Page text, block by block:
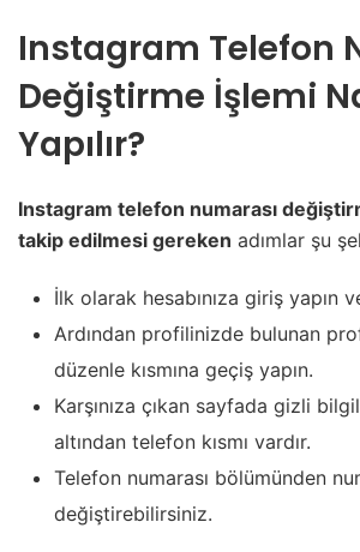
Instagram Telefon
Değiştirme İşlemi
Yapılır?
Instagram telefon numarası
takip edilmesi gereken adımlar şu
İlk olarak hesabınıza giriş yapın
Ardından profilinizde bulunan
düzenle kısmına geçiş yapın.
Karşınıza çıkan sayfada gizli
altından telefon kısmı vardır.
Telefon numarası bölümünden
değiştirebilirsiniz.